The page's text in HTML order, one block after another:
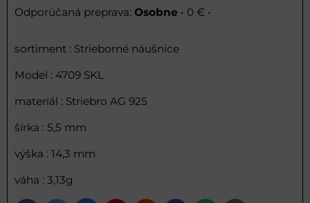
Osobne • 0 € •
sortiment : Strieborné náušnice
Model : 4709 SKL
materiál : Striebro AG 925
šírka : 5,5 mm
výška : 14,3 mm
váha : 3,13g